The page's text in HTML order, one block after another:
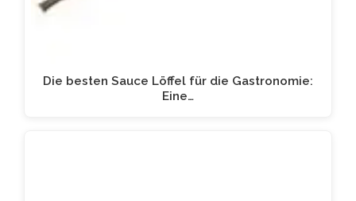
Die besten Sauce Löffel für die Gastronomie:
Eine…